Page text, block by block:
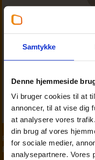
Samtykke
Denne hjemmeside
Vi bruger cookies til at
annoncer, til at vise dig
at analysere vores
din brug af vores
for sociale medier,
analysepartnere. Vores
Partner Personskat
Finn Madsen